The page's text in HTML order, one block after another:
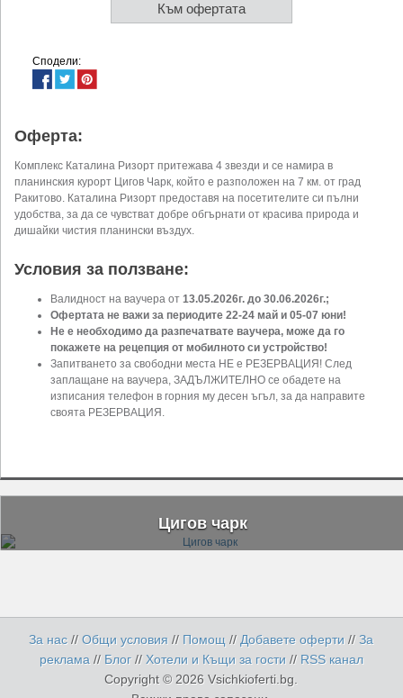
Към офертата
Сподели:
Оферта:
Комплекс Каталина Ризорт притежава 4 звезди и се намира в
планинския курорт Цигов Чарк, който е разположен на 7 км. от град
Ракитово. Каталина Ризорт предоставя на посетителите си пълни
удобства, за да се чувстват добре обгърнати от красива природа и
дишайки чистия планински въздух.
Условия за ползване:
Валидност на ваучера от 13.05.2026г. до 30.06.2026г.;
Офертата не важи за периодите 22-24 май и 05-07 юни!
Не е необходимо да разпечатвате ваучера, може да го
покажете на рецепция от мобилното си устройство!
Запитването за свободни места НЕ е РЕЗЕРВАЦИЯ! След
заплащане на ваучера, ЗАДЪЛЖИТЕЛНО се обадете на
изписания телефон в горния му десен ъгъл, за да направите
своята РЕЗЕРВАЦИЯ.
Цигов чарк
За нас //Общи условия // Помощ //Добавете оферти//За
реклама // Блог //Хотели и Къщи за гости // RSS канал
Copyright © 2026 Vsichkioferti.bg.